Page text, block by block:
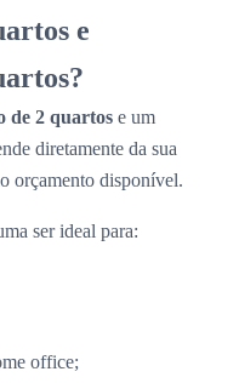
e
de 2 quartos e um
diretamente da sua
orçamento disponível.
ser ideal para:
office;